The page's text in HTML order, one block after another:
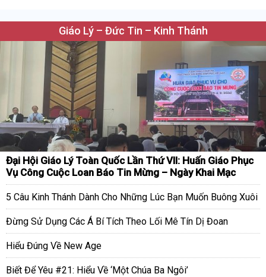
Giáo Lý – Đức Tin – Kinh Thánh
Đại Hội Giáo Lý Toàn Quốc Lần Thứ VII: Huấn Giáo Phục
Vụ Công Cuộc Loan Báo Tin Mừng – Ngày Khai Mạc
5 Câu Kinh Thánh Dành Cho Những Lúc Bạn Muốn Buông Xuôi
Đừng Sử Dụng Các Á Bí Tích Theo Lối Mê Tín Dị Đoan
Hiểu Đúng Về New Age
Biết Để Yêu #21: Hiểu Về ‘Một Chúa Ba Ngôi’